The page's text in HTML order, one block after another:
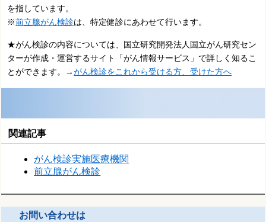
を指しています。
※前立腺がん検診は、特定健診にあわせて行います。
★がん検診の内容については、 国立研究開発法人国立がん研究セン
ターが作成・運営するサイト「がん情報サービス」 で詳しく知るこ
とができます。→がん検診をこれから受ける方、受けた方へ
関連記事
がん検診実施医療機関
前立腺がん検診
お問い合わせは